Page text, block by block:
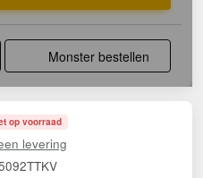
Monster bestellen
op voorraad
levering